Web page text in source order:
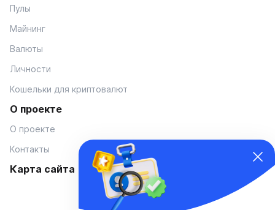
Пулы
Майнинг
Валюты
Личности
Кошельки для криптовалют
О проекте
О проекте
Контакты
Карта сайта